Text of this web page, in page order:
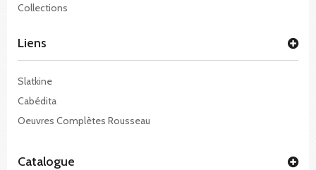
Collections
Liens
Slatkine
Cabédita
Oeuvres Complètes Rousseau
Catalogue